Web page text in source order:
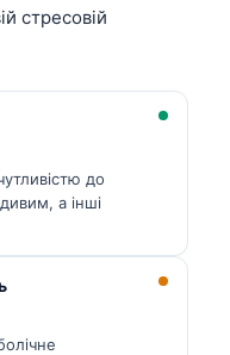
стресовій
до
а інші